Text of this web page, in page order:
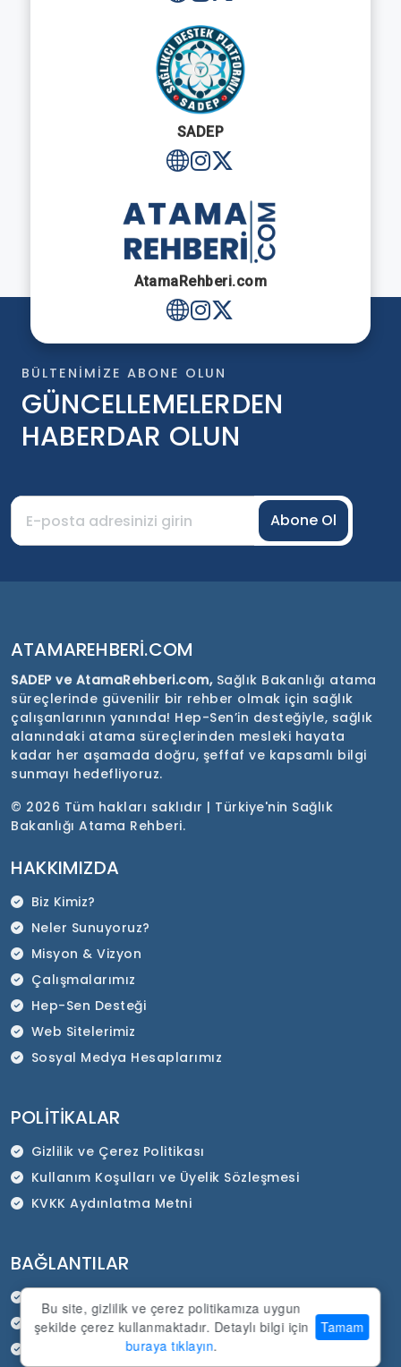
Bu site, gizlilik ve çerez politikamıza uygun
şekilde çerez kullanmaktadır. Detaylı bilgi için
buraya tıklayın.
Tamam
SADEP
AtamaRehberi.com
BÜLTENIMIZE ABONE OLUN
GÜNCELLEMELERDEN
HABERDAR OLUN
Abone Ol
ATAMAREHBERI.COM
SADEP ve AtamaRehberi.com, Sağlık Bakanlığı atama
süreçlerinde güvenilir bir rehber olmak için sağlık
çalışanlarının yanında! Hep-Sen’in desteğiyle, sağlık
alanındaki atama süreçlerinden mesleki hayata
kadar her aşamada doğru, şeffaf ve kapsamlı bilgi
sunmayı hedefliyoruz.
© 2026 Tüm hakları saklıdır | Türkiye'nin Sağlık
Bakanlığı Atama Rehberi.
HAKKIMIZDA
Biz Kimiz?
Neler Sunuyoruz?
Misyon & Vizyon
Çalışmalarımız
Hep-Sen Desteği
Web Sitelerimiz
Sosyal Medya Hesaplarımız
POLITIKALAR
Gizlilik ve Çerez Politikası
Kullanım Koşulları ve Üyelik Sözleşmesi
KVKK Aydınlatma Metni
BAĞLANTILAR
SADEP Kurumsal İnternet Sitesi